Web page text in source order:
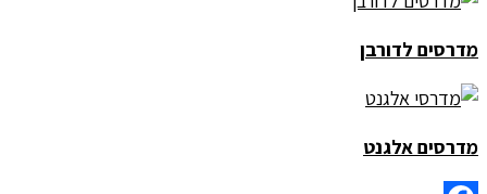
מדרסים לדורבן
מדרסים אלגנט